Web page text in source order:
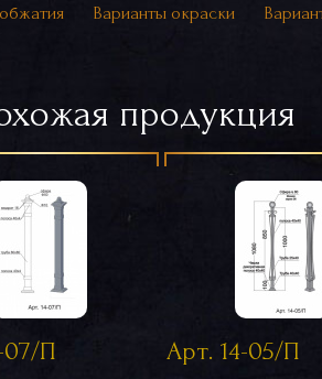
Варианты окраски
продукция
07/П Арт. 14-05/П